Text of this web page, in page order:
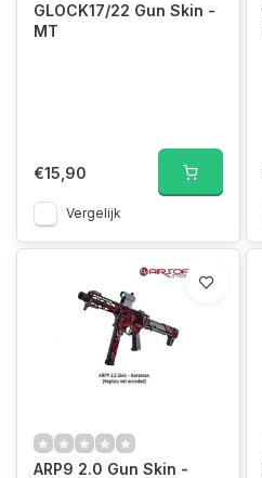
GLOCK17/22 Gun Skin -
MT
€15,90
Vergelijk
ARP9 2.0 Gun Skin -